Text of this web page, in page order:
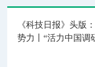
《科技日报》头版
势力丨“活力中国调